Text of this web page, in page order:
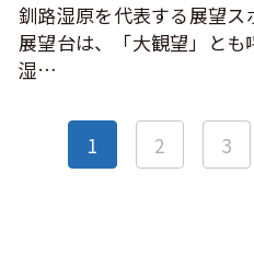
釧路湿原を代表する展望
展望台は、「大観望」と
湿…
1 2 3